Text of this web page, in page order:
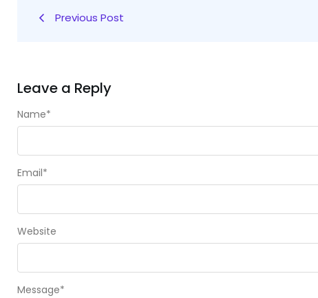
Previous Post
Leave a Reply
Message*
Name*
Email*
Website